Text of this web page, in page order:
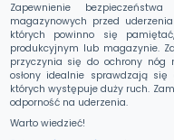
Zapewnienie
magazynowych przed
których powinno się
produkcyjnym lub magazynie.
przyczynia się do ochrony nóg
osłony idealnie sprawdzają
których występuje duży ruch.
odporność na uderzenia.
Warto wiedzieć!